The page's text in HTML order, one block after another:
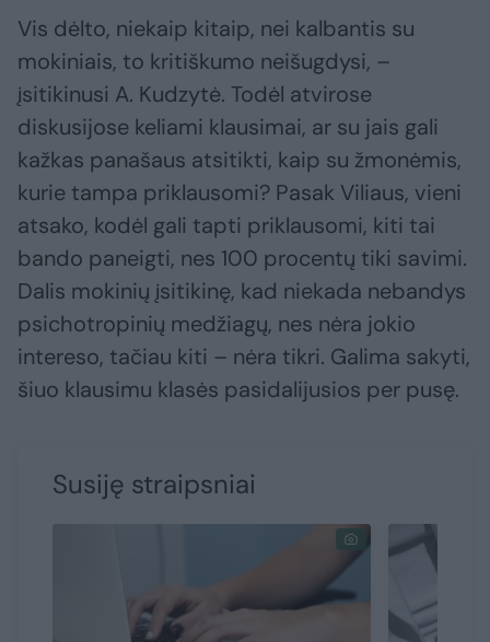
Vis dėlto, niekaip kitaip, nei kalbantis su
mokiniais, to kritiškumo neišugdysi, –
įsitikinusi A. Kudzytė. Todėl atvirose
diskusijose keliami klausimai, ar su jais gali
kažkas panašaus atsitikti, kaip su žmonėmis,
kurie tampa priklausomi? Pasak Viliaus, vieni
atsako, kodėl gali tapti priklausomi, kiti tai
bando paneigti, nes 100 procentų tiki savimi.
Dalis mokinių įsitikinę, kad niekada nebandys
psichotropinių medžiagų, nes nėra jokio
intereso, tačiau kiti – nėra tikri. Galima sakyti,
šiuo klausimu klasės pasidalijusios per pusę.
Susiję straipsniai